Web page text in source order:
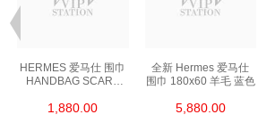
HERMES 爱马仕 围巾
HANDBAG SCARF
1,880.00
全新 Hermes 爱马仕
围巾 180x60 羊毛 蓝色
5,880.00